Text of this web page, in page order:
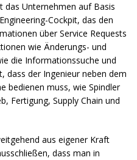
das Unternehmen auf Basis
Cockpit, das den
über Service Requests
wie Änderungs- und
die Informationssuche und
dass der Ingenieur neben dem
bedienen muss, wie Spindler
Fertigung, Supply Chain und
aus eigener Kraft
dass man in